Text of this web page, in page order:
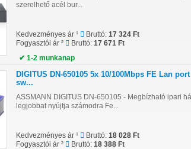
szerelhető acél bur...
Kedvezményes ár ¹ Bruttó: 17 324 Ft
Fogyasztói ár ²
Bruttó: 17 671 Ft
✔ 1-2 munkanap
DIGITUS DN-650105 5x 10/100Mbps FE Lan
sw...
ASSMANN DIGITUS DN-650105 - Megbízható ipari
legjobbat nyújtja számodra Fe...
Kedvezményes ár ¹ Bruttó: 18 028 Ft
Fogyasztói ár ²
Bruttó: 18 388 Ft